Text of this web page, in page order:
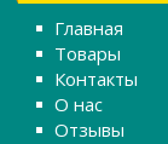
Главная
Товары
Контакты
О нас
Отзывы